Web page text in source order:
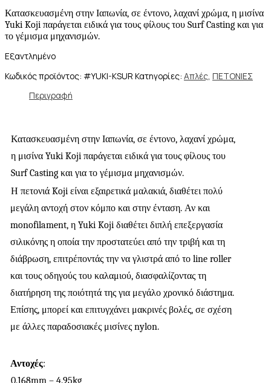
Κατασκευασμένη στην Ιαπωνία, σε έντονο, λαχανί χρώμα, η μισίνα
Yuki Koji παράγεται ειδικά για τους φίλους του Surf Casting και για
το γέμισμα μηχανισμών.
Εξαντλημένο
Κωδικός προϊόντος: #YUKI-KSUR Κατηγορίες: Απλές ΠΕΤΟΝΙΕΣ
Περιγραφή
Κατασκευασμένη στην Ιαπωνία, σε έντονο, λαχανί χρώμα,
η μισίνα Yuki Koji παράγεται ειδικά για τους φίλους του
Surf Casting και για το γέμισμα μηχανισμών.
Η πετονιά Koji είναι εξαιρετικά μαλακιά, διαθέτει πολύ
μεγάλη αντοχή στον κόμπο και στην ένταση. Αν και
monofilament, η Yuki Koji διαθέτει διπλή επεξεργασία
σιλικόνης η οποία την προστατεύει από την τριβή και τη
διάβρωση, επιτρέποντάς την να γλιστρά από το line roller
και τους οδηγούς του καλαμιού, διασφαλίζοντας τη
διατήρηση της ποιότητά της για μεγάλο χρονικό διάστημα.
Επίσης, μπορεί και επιτυγχάνει μακρινές βολές, σε σχέση
με άλλες παραδοσιακές μισίνες nylon.
Αντοχές:
0.168mm – 4.95kg